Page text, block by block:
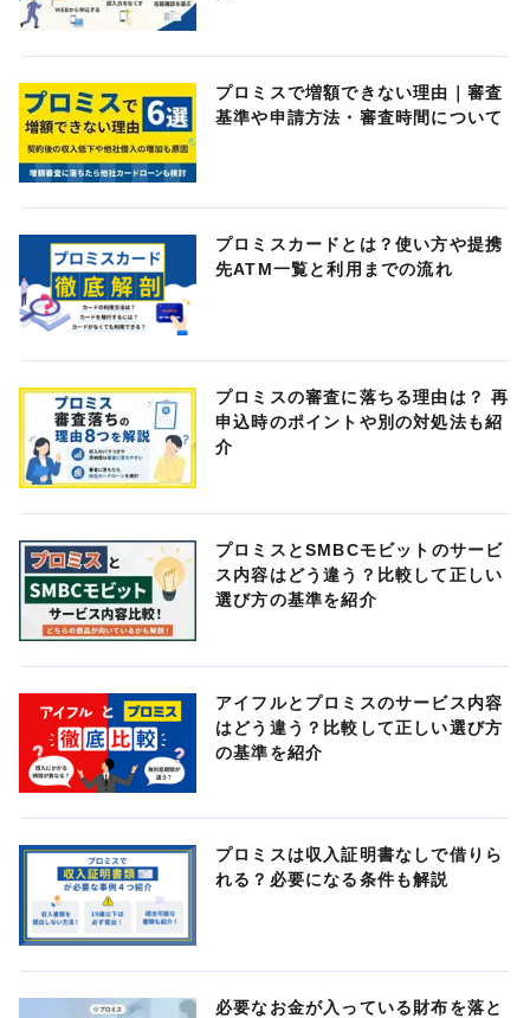
プロミスで増額できない理由｜審査
基準や申請方法・審査時間について
プロミスカードとは？使い方や提携
先ATM一覧と利用までの流れ
プロミスの審査に落ちる理由は？ 再
申込時のポイントや別の対処法も紹
介
プロミスとSMBCモビットのサービ
ス内容はどう違う？比較して正しい
選び方の基準を紹介
アイフルとプロミスのサービス内容
はどう違う？比較して正しい選び方
の基準を紹介
プロミスは収入証明書なしで借りら
れる？必要になる条件も解説
必要なお金が入っている財布を落と